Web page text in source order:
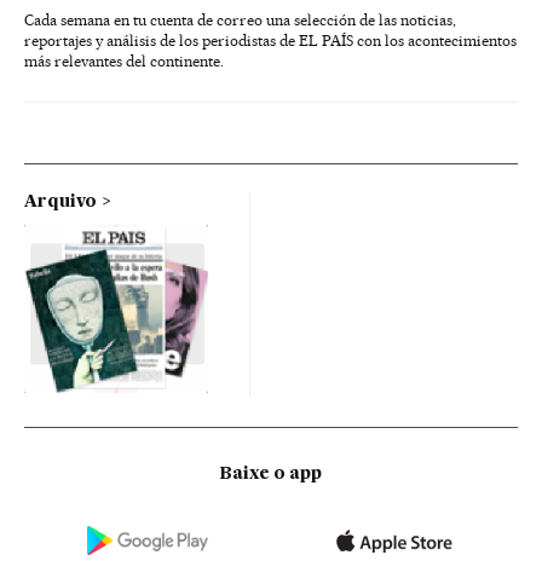
Cada semana en tu cuenta de correo una selección de las noticias,
reportajes y análisis de los periodistas de EL PAÍS con los acontecimientos
más relevantes del continente.
Arquivo
Baixe o app